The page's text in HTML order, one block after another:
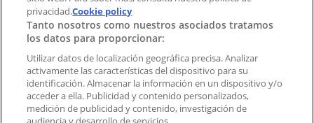
Negocios
Negocios cercanos
Productos
Productos locales
Ciudades
Descargar la APP Tiendeo
privacidad.Cookie policy
Tanto nosotros como nuestros asociados tratamos
los datos para proporcionar:
Utilizar datos de localización geográfica precisa. Analizar
activamente las características del dispositivo para su
identificación. Almacenar la información en un dispositivo y/o
acceder a ella. Publicidad y contenido personalizados,
medición de publicidad y contenido, investigación de